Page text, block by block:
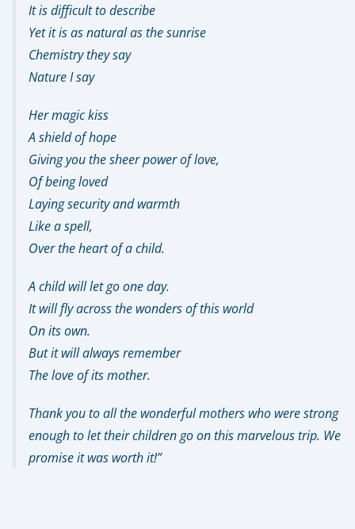
It is difficult to describe
Yet it is as natural as the sunrise
Chemistry they say
Nature I say
Her magic kiss
A shield of hope
Giving you the sheer power of love,
Of being loved
Laying security and warmth
Like a spell,
Over the heart of a child.
A child will let go one day.
It will fly across the wonders of this world
On its own.
But it will always remember
The love of its mother.
Thank you to all the wonderful mothers who were strong
enough to let their children go on this marvelous trip. We
promise it was worth it!